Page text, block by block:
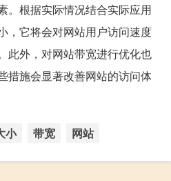
。根据实际情况结合实际应用
，它将会对网站用户访问速度
此外，对网站带宽进行优化也
措施会显著改善网站的访问体
小 带宽 网站